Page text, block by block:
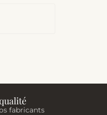
fabricants